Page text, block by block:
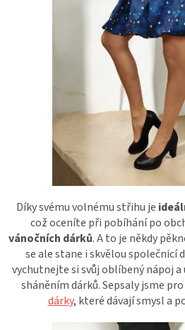
Díky svému volnému střihu je
což oceníte při pobíhání po
vánočních dárků. A to je někdy
se ale stane i skvělou společnicí
vychutnejte si svůj oblíbený nápoj a
sháněním dárků. Sepsaly jsme pro
dárky, které dávají smysl a